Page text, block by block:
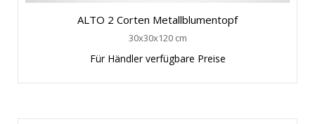
ALTO 2 Corten Metallblumentopf
30x30x120 cm
Für Händler verfügbare Preise